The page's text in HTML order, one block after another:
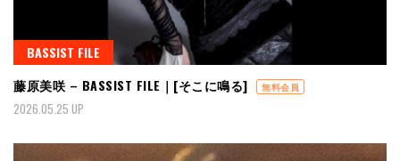
BASSIST FILE
藤原美咲 – BASSIST FILE｜[そこに鳴る]
無料会員
2026.05.25 UP